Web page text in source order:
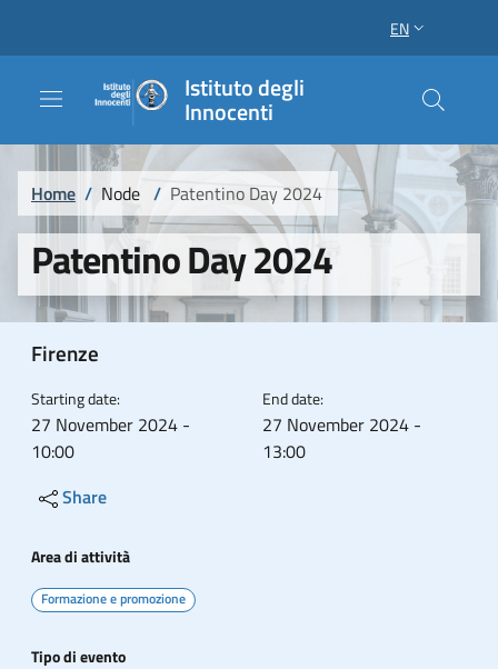
LANGUAGE
EN
Istituto degli
Innocenti
Breadcrumb
Home / Node / Patentino Day 2024
Patentino Day 2024
Firenze
Starting date:
27 November 2024 -
10:00
End date:
27 November 2024 -
13:00
Share
Area di attività
Formazione e promozione
Tipo di evento